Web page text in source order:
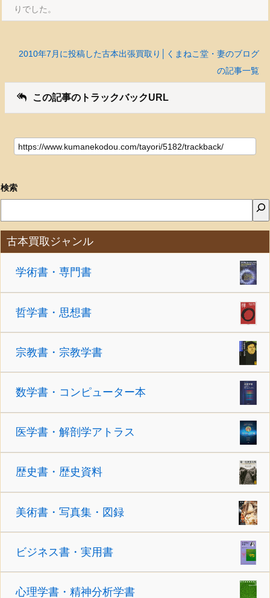
りでした。
2010年7月に投稿した古本出張買取り│くまねこ堂・妻のブログ
の記事一覧
この記事のトラックバックURL
検索
古本買取ジャンル
学術書・専門書
哲学書・思想書
宗教書・宗教学書
数学書・コンピューター本
医学書・解剖学アトラス
歴史書・歴史資料
美術書・写真集・図録
ビジネス書・実用書
心理学書・精神分析学書